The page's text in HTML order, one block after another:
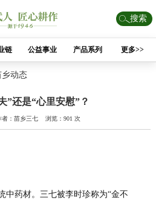
搜索
链 公益事业 产品系列 更多>>
乡动态
”还是“心里安慰”？
：苗乡三七 浏览：901 次
中药材。三七被李时珍称为“金不